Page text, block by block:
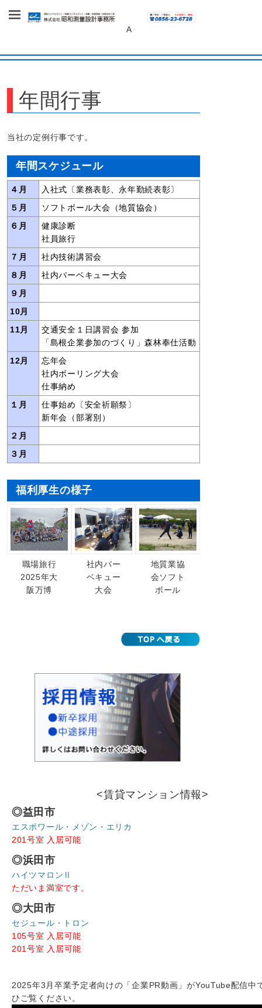
株式会社 昭和
所
～あしたへ、未来へ～
A
年間行事
当社の定例行事です。
年間スケジュール
４月
入社式〔業務表彰、永年勤続表彰〕
５月
ソフトボール大会（地質協会）
６月
健康診断
社員旅行
７月
社内技術講習会
８月
社内バーベキュー大会
９月
10月
11月
交通安全１日講習会 参加
「島根企業参加のづくり」森林奉仕活動
12月
忘年会
社内ボーリング大会
仕事納め
１月
仕事始め〔安全祈願祭〕
新年会（部署別）
２月
３月
福利厚生の様子
職場旅行
2025年大
阪万博
社内バー
ベキュー
大会
地質業協
会ソフト
ボール
<賃貸マンション情報>
◎益田市
エスポワール・メゾン・エリカ
201号室 入居可能
◎浜田市
ハイツマロンⅡ
ただいま満室です。
◎大田市
セジュール・トロン
105号室 入居可能
201号室 入居可能
2025年3月卒業予定者向けの「企業PR動画」がYouTube配信中
ひご覧ください。